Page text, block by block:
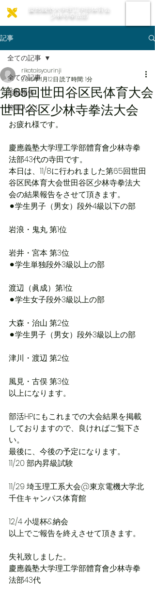
慶應義塾大学理工学部体育会
少林寺拳法部
記事
全ての記事
活動報告
管理人より
全ての記事
第65回世田谷区民体育大会
世田谷区少林寺拳法大会
rikotaisyourinji
2015年11月12日 読了時間: 1分
お疲れ様です。
慶應義塾大学理工学部體育會少林寺拳
法部43代の寺田です。
本日は、11/8に行われました第65回世田
谷区民体育大会世田谷区少林寺拳法大
会の結果報告をさせて頂きます。
⚫︎学生男子（男女）段外4級以下の部
岩浪・鬼丸 第1位
岩井・宮本 第3位
⚫︎学生単独段外3級以上の部
渡辺（眞成）第1位
⚫︎学生女子段外3級以上の部
大森・治山 第2位
⚫︎学生男子（男女）段外3級以上の部
津川・渡辺 第2位
風見・古俣 第3位
以上になります。
部活HPにもこれまでの大会結果を掲載
しておりますので、良ければご覧下さ
い。
最後に、今後の予定になります。
11/20 部内昇級試験
11/29 埼玉理工系大会@東京電機大学北
千住キャンパス体育館
12/4 小堤杯&納会
以上でご報告を終えさせて頂きます。
失礼致しました。
慶應義塾大学理工学部體育會少林寺拳
法部43代